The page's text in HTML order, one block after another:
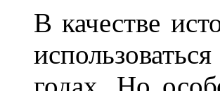
В качестве